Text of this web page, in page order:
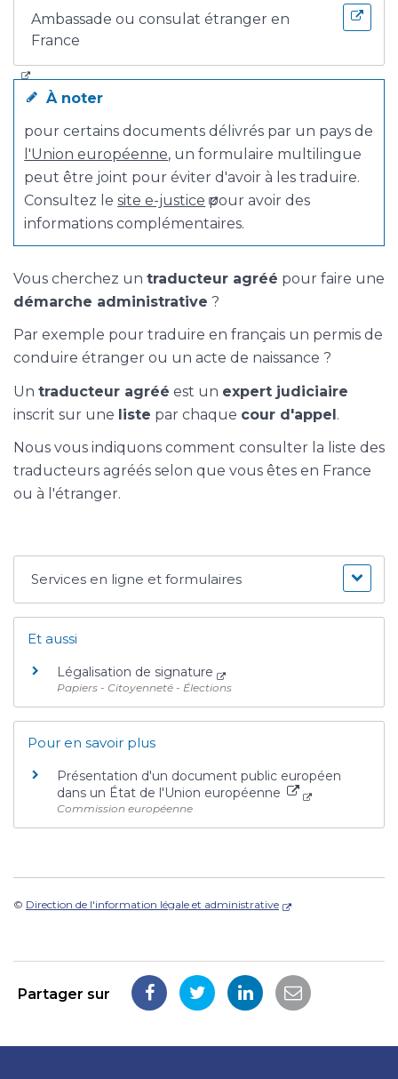
Ambassade ou consulat étranger en
France
À noter
pour certains documents délivrés par un pays de
l'Union européenne, un formulaire multilingue
peut être joint pour éviter d'avoir à les traduire.
Consultez lesite e-justice pour avoir des
informations complémentaires.
Vous cherchez un traducteur agréé pour faire une
démarche administrative ?
Par exemple pour traduire en français un permis de
conduire étranger ou un acte de naissance ?
Un traducteur agréé est un expert judiciaire
inscrit sur une liste par chaque cour d'appel.
Nous vous indiquons comment consulter la liste des
traducteurs agréés selon que vous êtes en France
ou à l'étranger.
Services en ligne et formulaires
Et aussi
Légalisation de signature
Papiers - Citoyenneté - Élections
Pour en savoir plus
Présentation d'un document public européen
dans un État de l'Union européenne
Commission européenne
© Direction de l'information légale et administrative
Partager sur
PartagerPartagerPartagerPartager